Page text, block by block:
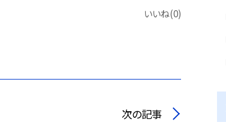
いいね(0)
次の記事